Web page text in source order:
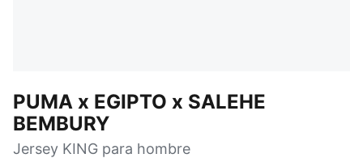
PUMA x EGIPTO x SALEHE
BEMBURY
Jersey KING para hombre